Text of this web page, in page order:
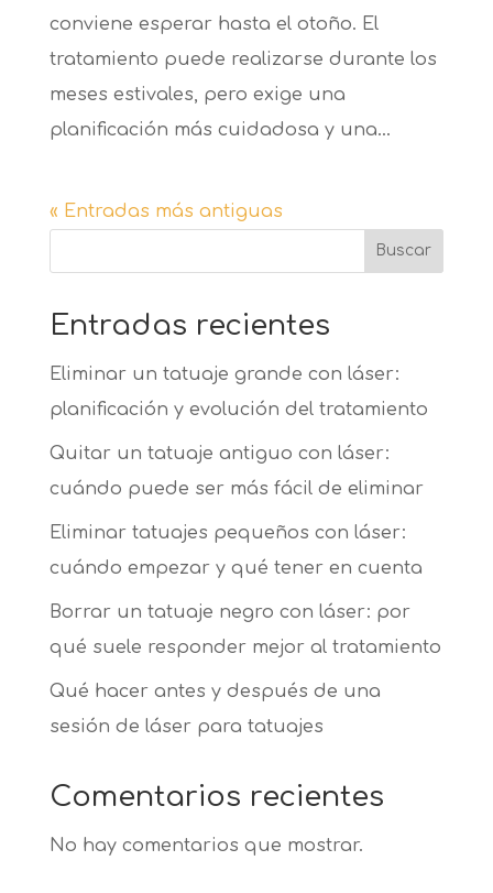
conviene esperar hasta el otoño. El
tratamiento puede realizarse durante los
meses estivales, pero exige una
planificación más cuidadosa y una...
« Entradas más antiguas
Buscar
Entradas recientes
Eliminar un tatuaje grande con láser:
planificación y evolución del tratamiento
Quitar un tatuaje antiguo con láser:
cuándo puede ser más fácil de eliminar
Eliminar tatuajes pequeños con láser:
cuándo empezar y qué tener en cuenta
Borrar un tatuaje negro con láser: por
qué suele responder mejor al tratamiento
Qué hacer antes y después de una
sesión de láser para tatuajes
Comentarios recientes
No hay comentarios que mostrar.